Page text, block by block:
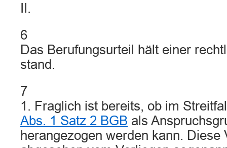
II.
6
Das Berufungsurteil hält einer
stand.
7
1. Fraglich ist bereits, ob im
Abs. 1 Satz 2 BGB als
herangezogen werden kann. Diese